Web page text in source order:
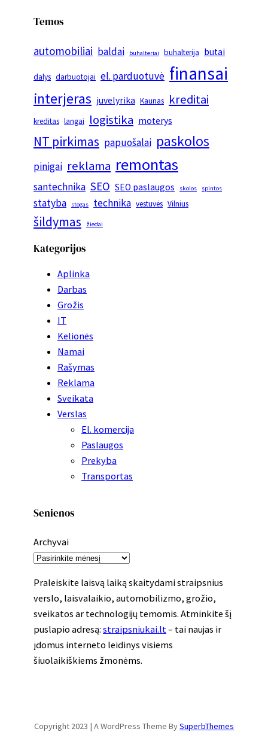
Temos
automobiliai baldai buhalteriai buhalterija butai
dalys darbuotojai el. parduotuvė finansai
interjeras juvelyrika Kaunas kreditai
kreditas langai logistika moterys
NT pirkimas papuošalai paskolos
pinigai reklama remontas
santechnika SEO SEO paslaugos skolos spintos
statyba stogas technika vestuvės Vilnius
šildymas žiedai
Kategorijos
Aplinka
Darbas
Grožis
IT
Kelionės
Namai
Rašymas
Reklama
Sveikata
Verslas
El. komercija
Paslaugos
Prekyba
Transportas
Senienos
Archyvai
Praleiskite laisvą laiką skaitydami straipsnius
verslo, laisvalaikio, automobilizmo, grožio,
sveikatos ar technologijų temomis. Atminkite šį
puslapio adresą: straipsniukai.lt– tai naujas ir
įdomus interneto leidinys visiems
šiuolaikiškiems žmonėms.
Copyright 2023 | A WordPress Theme BySuperbThemes